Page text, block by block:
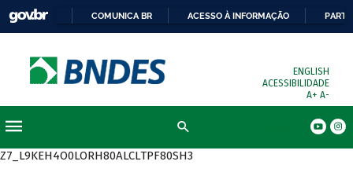
COMUNICA BR ACESSO À INFORMAÇÃO
ENGLISH
ACESSIBILIDADE
A+ A-
Z7_L9KEH4O0LORH80ALCLTPF80SH3